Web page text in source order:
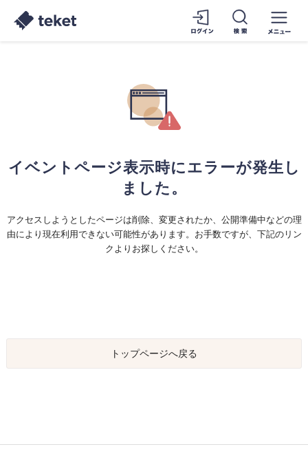
イベントページ表示時にエラーが発生し
ました。
アクセスしようとしたページは削除、変更されたか、公開準備中などの理
由により現在利用できない可能性があります。お手数ですが、下記のリン
クよりお探しください。
トップページへ戻る